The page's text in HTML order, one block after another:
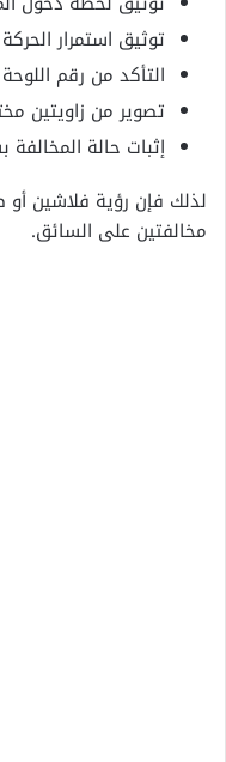
توثيق استمرار
التأكد من رقم
تصوير من زاويتين
إثبات حالة
لذلك فإن رؤية فلاشين أو
مخالفتين على السائق.